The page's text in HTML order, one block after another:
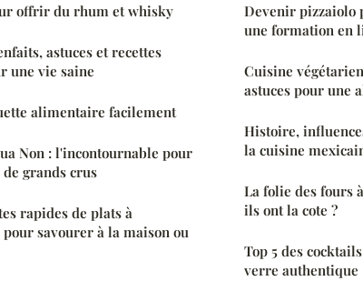
offrir du rhum et whisky
astuces et recettes
une vie saine
alimentaire facilement
Non : l'incontournable pour
grands crus
rapides de plats à
savourer à la maison ou
Devenir pizzaiolo
une formation en
Cuisine
astuces pour une
Histoire,
la cuisine
La folie des fours
ils ont la cote ?
Top 5 des
verre authentique